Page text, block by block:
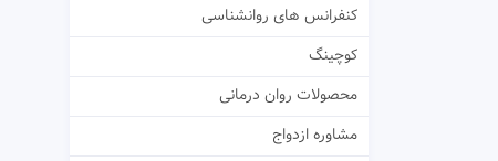
کنفرانس های روانشناسی
کوچینگ
محصولات روان درمانی
مشاوره ازدواج